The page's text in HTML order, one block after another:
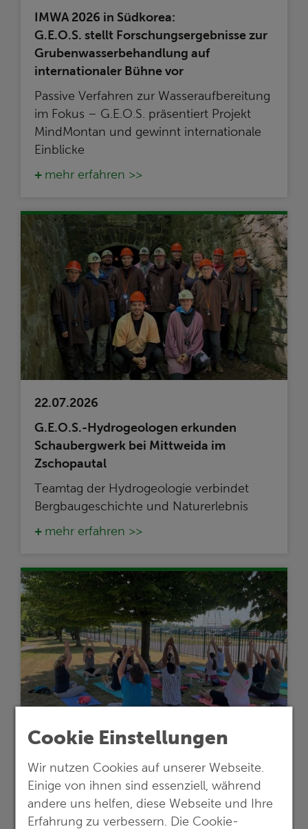
Cookie Einstellungen
Wir nutzen Cookies auf unserer Webseite.
Einige von ihnen sind essenziell, während
andere uns helfen, diese Webseite und Ihre
Erfahrung zu verbessern. Die Cookie-
IMWA 2026 in Südkorea:
G.E.O.S. stellt Forschungsergebnisse zur
Grubenwasserbehandlung auf
internationaler Bühne vor
Passive Verfahren zur Wasseraufbereitung
im Fokus – G.E.O.S. präsentiert Projekt
MindMontan und gewinnt internationale
Einblicke
mehr erfahren >>
22.07.2026
G.E.O.S.-Hydrogeologen erkunden
Schaubergwerk bei Mittweida im
Zschopautal
Teamtag der Hydrogeologie verbindet
Bergbaugeschichte und Naturerlebnis
mehr erfahren >>
02.07.2026
Gesundheitstag 2026: Fit & Aktiv bei
G.E.O.S.